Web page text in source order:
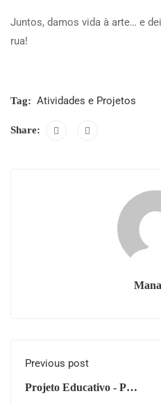
Juntos, damos vida à arte… e
rua!
Tag: Atividades e Projetos
Share:
Previous post
Projeto Educativo - Pais